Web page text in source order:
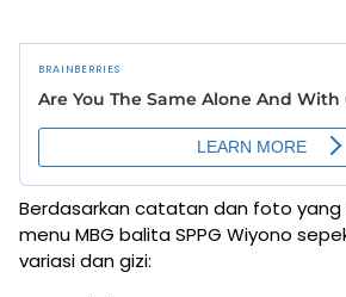
Berdasarkan catatan dan foto yang
menu MBG balita SPPG Wiyono
variasi dan gizi: